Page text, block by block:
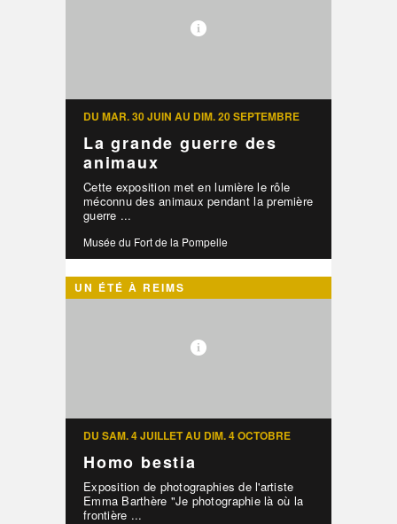
DU MAR. 30 JUIN AU DIM. 20 SEPTEMBRE
La grande guerre des
animaux
Cette exposition met en lumière le rôle
méconnu des animaux pendant la première
guerre ...
Musée du Fort de la Pompelle
UN ÉTÉ À REIMS
DU SAM. 4 JUILLET AU DIM. 4 OCTOBRE
Homo bestia
Exposition de photographies de l'artiste
Emma Barthère "Je photographie là où la
frontière ...